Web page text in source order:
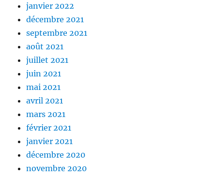
janvier 2022
décembre 2021
septembre 2021
août 2021
juillet 2021
juin 2021
mai 2021
avril 2021
mars 2021
février 2021
janvier 2021
décembre 2020
novembre 2020